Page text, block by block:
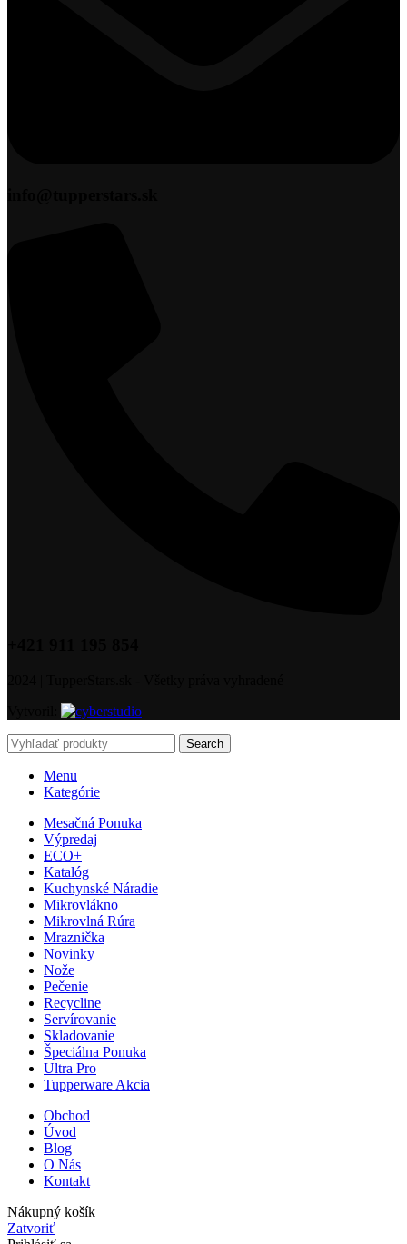
Search
Menu
Kategórie
Mesačná Ponuka
Výpredaj
ECO+
Katalóg
Kuchynské Náradie
Mikrovlákno
Mikrovlná Rúra
Mraznička
Novinky
Nože
Pečenie
Recycline
Servírovanie
Skladovanie
Špeciálna Ponuka
Ultra Pro
Tupperware Akcia
Obchod
Úvod
Blog
O Nás
Kontakt
Nákupný košík
Zatvoriť